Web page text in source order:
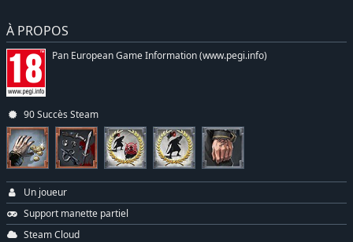
À PROPOS
Pan European Game Information (www.pegi.info)
90 Succès Steam
Un joueur
Support manette partiel
Steam Cloud